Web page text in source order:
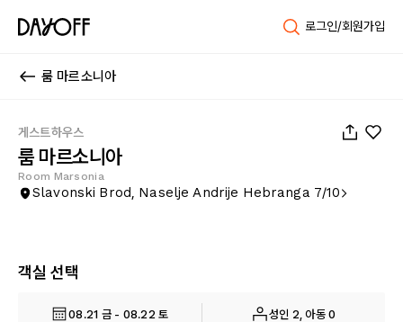
로그인/회원가입
룸 마르소니아
게스트하우스
룸 마르소니아
Room Marsonia
Slavonski Brod, Naselje Andrije Hebranga 7/10
객실 선택
08.21 금 - 08.22 토 성인 2, 아동 0